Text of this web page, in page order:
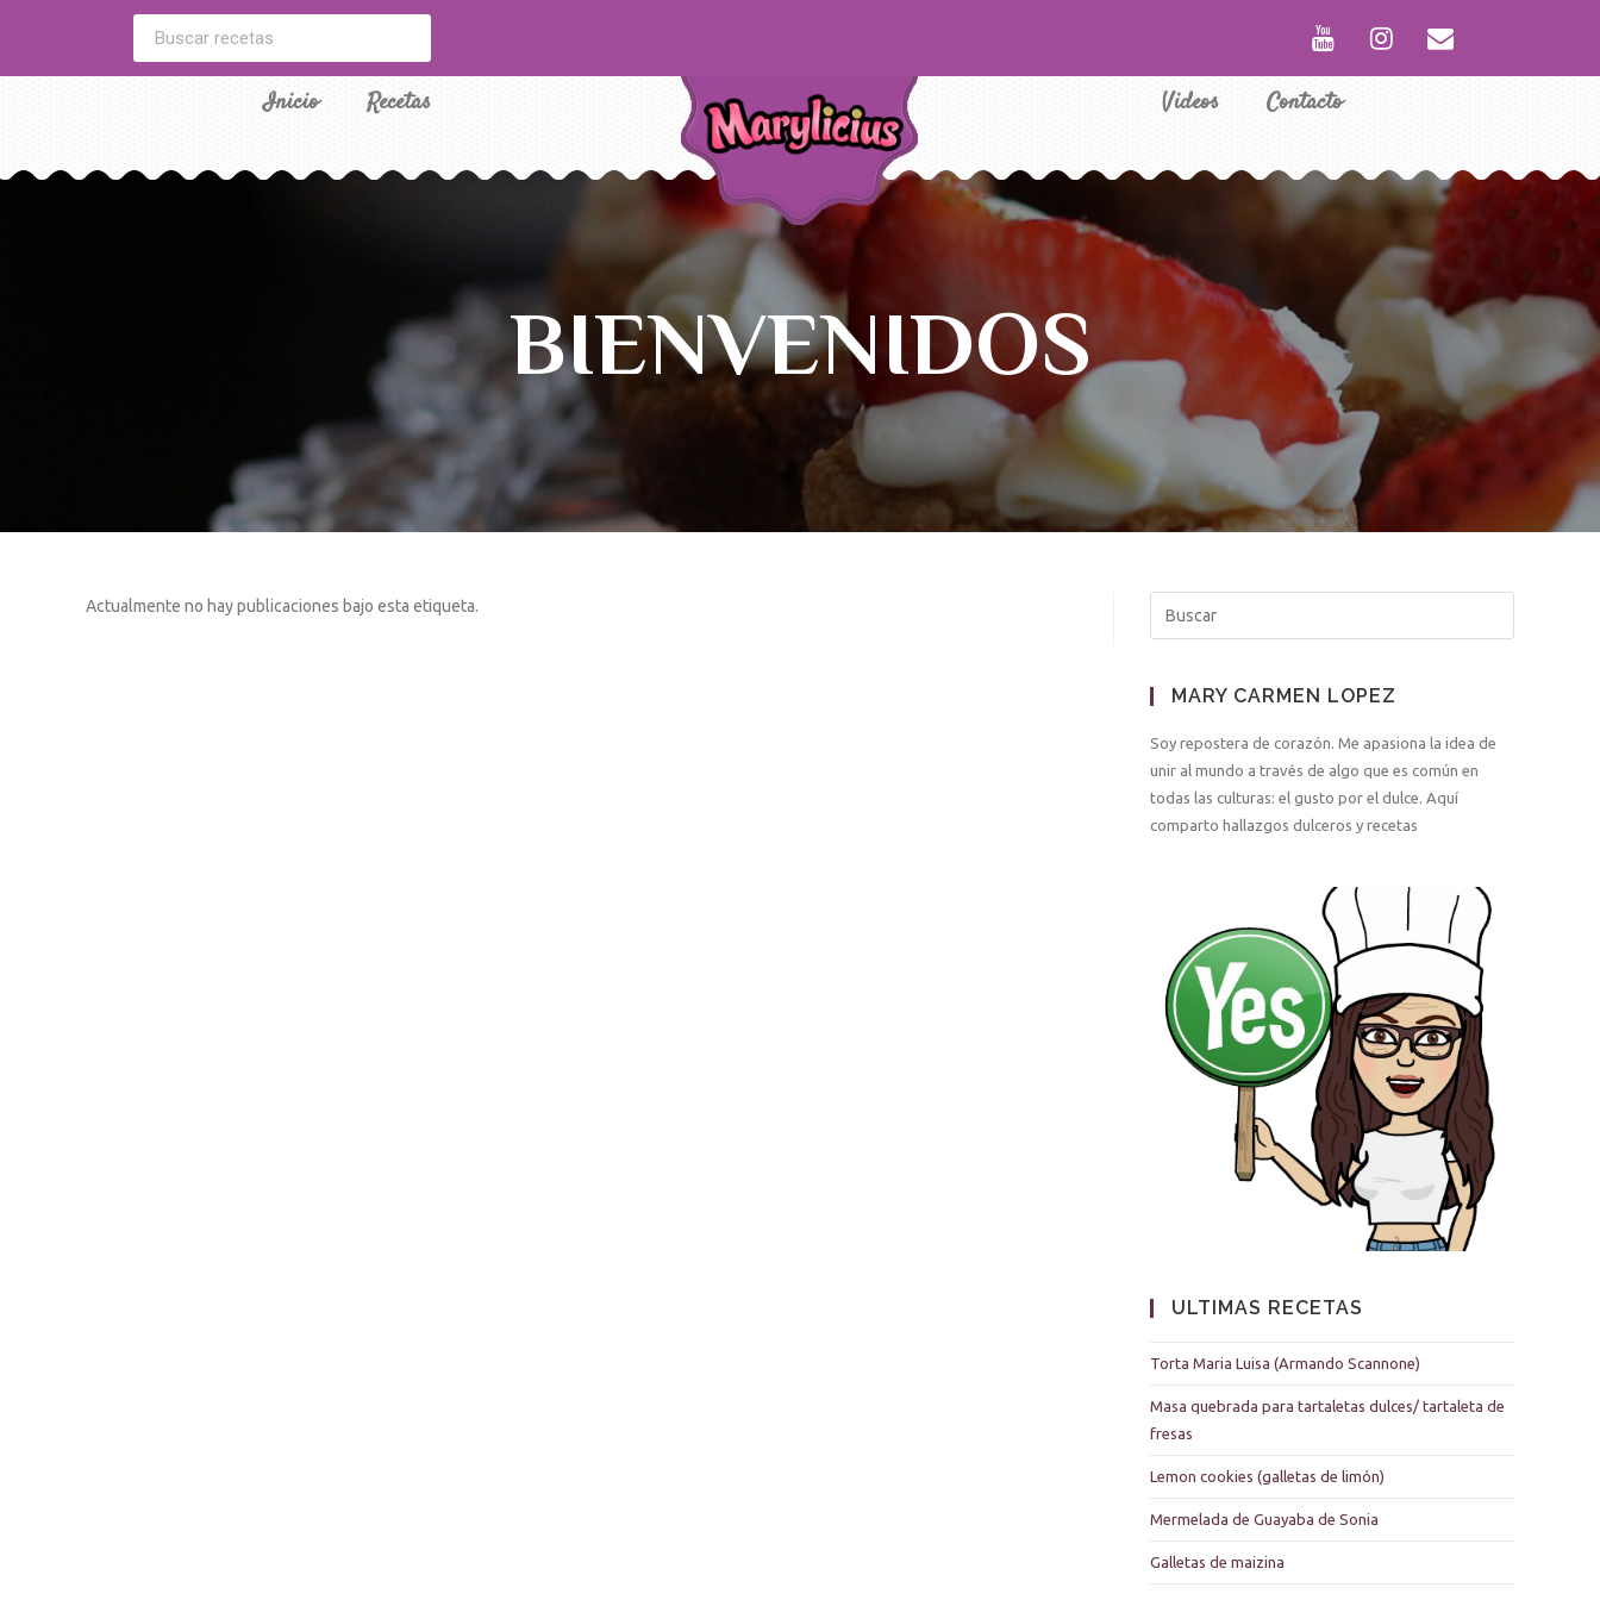
Inicio Recetas Videos Contacto
BIENVENIDOS
Actualmente no hay publicaciones bajo esta etiqueta.
MARY CARMEN LOPEZ
Soy repostera de corazón. Me apasiona la idea de
unir al mundo a través de algo que es común en
todas las culturas: el gusto por el dulce. Aquí
comparto hallazgos dulceros y recetas
ULTIMAS RECETAS
Torta Maria Luisa (Armando Scannone)
Masa quebrada para tartaletas dulces/ tartaleta de
fresas
Lemon cookies (galletas de limón)
Mermelada de Guayaba de Sonia
Galletas de maizina